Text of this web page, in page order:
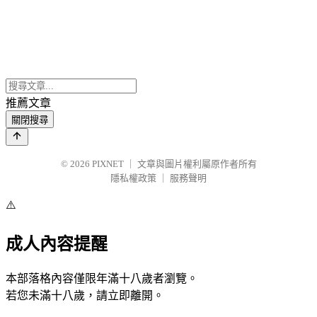
推薦文章
關閉搜尋
© 2026 PIXNET
文章與圖片權利屬原作者所有
隱私權政策
服務聲明
⚠️
成人內容提醒
本部落格內容僅限年滿十八歲者瀏覽。
若您未滿十八歲，請立即離開。